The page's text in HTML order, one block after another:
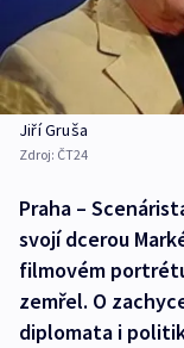
Jiří Gruša
Zdroj: ČT24
Praha –
svojí dcerou
filmovém
zemřel. O
diplomata i